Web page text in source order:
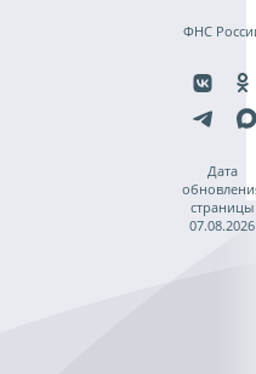
ФНС
Дата
страницы
07.08.2026